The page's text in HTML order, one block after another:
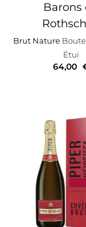
Barons
Brut Nature
Étui
64,00